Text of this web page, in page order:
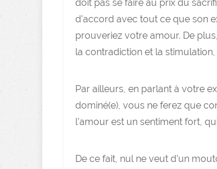
doit pas se faire au prix du
d’accord avec tout ce que son
prouveriez votre amour. De
la contradiction et la
Par ailleurs, en parlant à votre
dominé(e), vous ne ferez que
l’amour est un sentiment fort,
De ce fait, nul ne veut d’un